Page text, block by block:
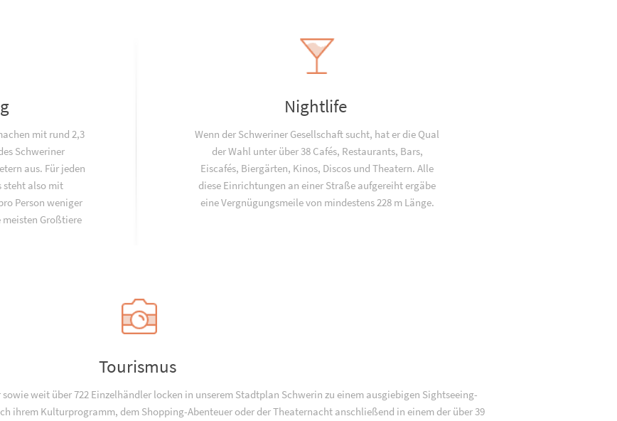
mit rund 2,3
Schweriner
aus. Für jeden
steht also mit
Person weniger
meisten Großtiere
Nightlife
Wenn der Schweriner Gesellschaft sucht, hat er die Qual
der Wahl unter über 38 Cafés, Restaurants, Bars,
Eiscafés, Biergärten, Kinos, Discos und Theatern. Alle
diese Einrichtungen an einer Straße aufgereiht ergäbe
eine Vergnügungsmeile von mindestens 228 m Länge.
Tourismus
weit über 722 Einzelhändler locken in unserem Stadtplan Schwerin zu einem ausgiebigen Sightseeing-
ihrem Kulturprogramm, dem Shopping-Abenteuer oder der Theaternacht anschließend in einem der über 39